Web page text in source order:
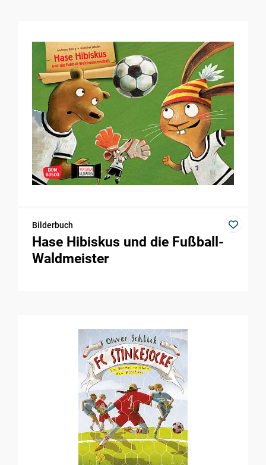
Bilderbuch
Hase Hibiskus und die Fußball-
Waldmeister